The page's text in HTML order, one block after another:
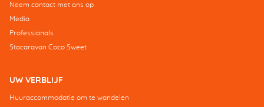
Neem contact met ons op
Media
Professionals
Stacaravan Coco Sweet
UW VERBLIJF
Huuraccommodatie om te wandelen